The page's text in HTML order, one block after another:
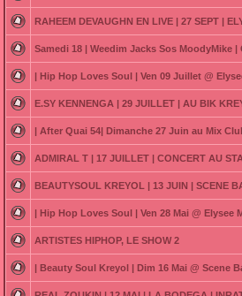
RAHEEM DEVAUGHN EN LIVE | 27 SEPT |
Samedi 18 | Weedim Jacks Sos MoodyMike
| Hip Hop Loves Soul | Ven 09 Juillet @
E.SY KENNENGA | 29 JUILLET | AU BIK
| After Quai 54| Dimanche 27 Juin au Mix
ADMIRAL T | 17 JUILLET | CONCERT AU
BEAUTYSOUL KREYOL | 13 JUIN | SCENE
| Hip Hop Loves Soul | Ven 28 Mai @ Elysee
ARTISTES HIPHOP, LE SHOW 2
| Beauty Soul Kreyol | Dim 16 Mai @ Scene